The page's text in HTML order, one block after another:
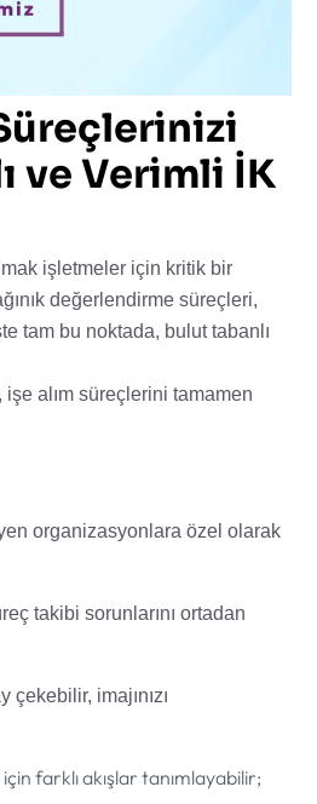
ve Verimli İK
işletmeler için kritik bir
değerlendirme süreçleri,
tam bu noktada, bulut tabanlı
alım süreçlerini tamamen
organizasyonlara özel olarak
takibi sorunlarını ortadan
imajınızı
farklı akışlar tanımlayabilir;